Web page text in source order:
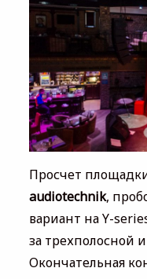
Просчет
audiotechnik,
вариант на Y-
за трехполосной
Окончательная